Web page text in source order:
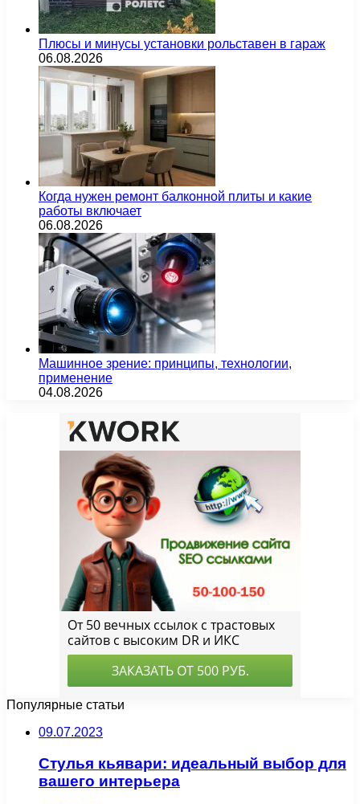
Плюсы и минусы установки рольставен в гараж
06.08.2026
Когда нужен ремонт балконной плиты и какие
работы включает
06.08.2026
Машинное зрение: принципы, технологии,
применение
04.08.2026
Популярные статьи
09.07.2023
Стулья кьявари: идеальный выбор для
вашего интерьера